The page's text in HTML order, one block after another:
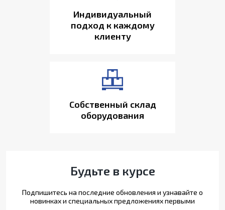
Индивидуальный
подход к каждому
клиенту
Собственный склад
оборудования
Будьте в курсе
Подпишитесь на последние обновления и узнавайте о
новинках и специальных предложениях первыми